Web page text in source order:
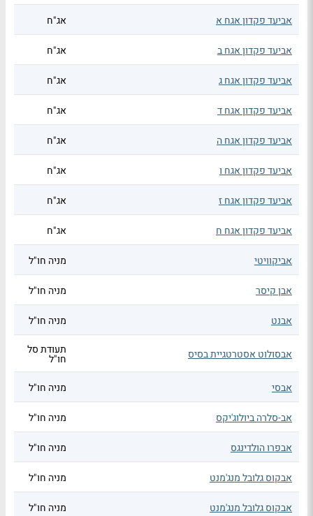
אביעד פקדון אגח א
אג"ח
אביעד פקדון אגח ב אג"ח
אביעד פקדון אגח ג אג"ח
אביעד פקדון אגח ד אג"ח
אביעד פקדון אגח ה אג"ח
אביעד פקדון אגח ו אג"ח
אביעד פקדון אגח ז אג"ח
אביעד פקדון אגח ח אג"ח
אביקוויטי מניה חו"ל
אבן קיסר מניה חו"ל
אבנט מניה חו"ל
אבסולוט אסטרטגיית בסיס תעודת סל
חו"ל
אבסי
מניה חו"ל
אב-סלרה ביולוג'יקס מניה חו"ל
אבפרו הולדינגס מניה חו"ל
אבקוס גלובל מנג'מנט מניה חו"ל
אבקוס גלובל מנג'מנט מניה חו"ל